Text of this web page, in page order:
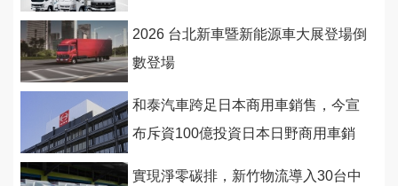
2026 台北新車暨新能源車大展登場倒
數登場
和泰汽車跨足日本商用車銷售，今宣
布斥資100億投資日本日野商用車銷
實現淨零碳排，新竹物流導入30台中